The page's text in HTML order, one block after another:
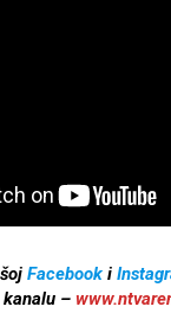
Facebook i
kanalu –